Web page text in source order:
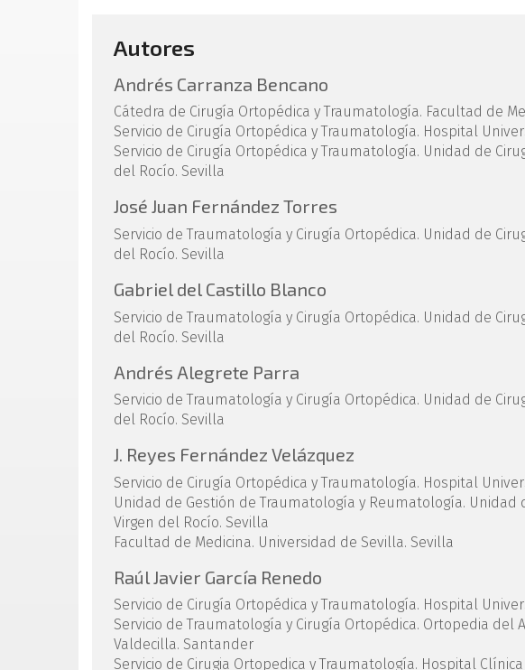
Autores
Andrés Carranza Bencano
Cátedra de Cirugía Ortopédica y Traumatología. Facultad de
Servicio de Cirugía Ortopédica y Traumatología. Hospital
Servicio de Cirugía Ortopédica y Traumatología. Unidad de
del Rocío. Sevilla
José Juan Fernández Torres
Servicio de Traumatología y Cirugía Ortopédica. Unidad de
del Rocío. Sevilla
Gabriel del Castillo Blanco
Servicio de Traumatología y Cirugía Ortopédica. Unidad de
del Rocío. Sevilla
Andrés Alegrete Parra
Servicio de Traumatología y Cirugía Ortopédica. Unidad de
del Rocío. Sevilla
J. Reyes Fernández Velázquez
Servicio de Cirugía Ortopédica y Traumatología. Hospital
Unidad de Gestión de Traumatología y Reumatología. Unidad
Virgen del Rocío. Sevilla
Facultad de Medicina. Universidad de Sevilla. Sevilla
Raúl Javier García Renedo
Servicio de Cirugía Ortopédica y Traumatología. Hospital
Servicio de Traumatología y Cirugía Ortopédica. Ortopedia
Valdecilla. Santander
Servicio de Cirugia Ortopedica y Traumatología. Hospital